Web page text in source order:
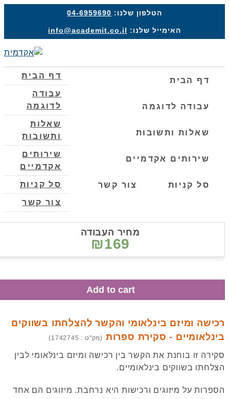
הטלפון שלנו:04-6959690
האימייל שלנו:info@academit.co.il
דף הבית
עבודה לדוגמה
שאלות ותשובות
שירותים אקדמיים
סל קניות צור קשר
דף הבית
עבודה
לדוגמה
שאלות
ותשובות
שירותים
אקדמיים
סל קניות
צור קשר
ומיזם בינלאומי והקשר להצלחתו בשווקים
- סקירת ספרות (מק"ט : 1742745)
זו בוחנת את הקשר בין רכישה ומיזם בינלאומי לבין
בשווקים בינלאומיים.
על מיזוגים ורכישות היא נרחבת. מיזוגים הם אחד
מחיר העבודה
₪169
Add to cart